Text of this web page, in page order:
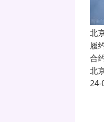
北
履
合
北
24-